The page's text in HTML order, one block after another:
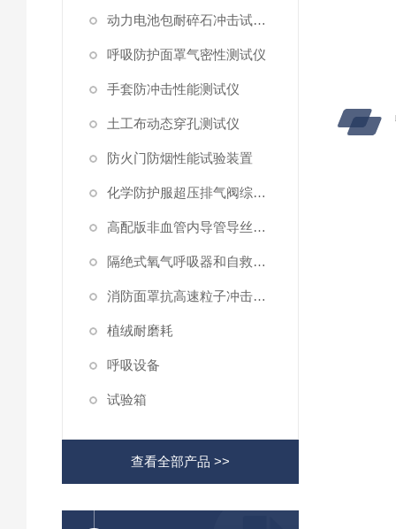
动力电池包耐碎石冲击试验机
呼吸防护面罩气密性测试仪
手套防冲击性能测试仪
土工布动态穿孔测试仪
防火门防烟性能试验装置
化学防护服超压排气阀综合性测试仪
高配版非血管内导管导丝滑动性能测试仪
隔绝式氧气呼吸器和自救器二氧化碳吸收率及水分含量测试仪
消防面罩抗高速粒子冲击试验机
植绒耐磨耗
呼吸设备
试验箱
查看全部产品 >>